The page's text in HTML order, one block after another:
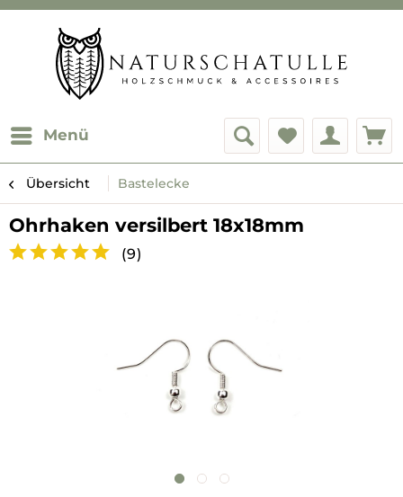
Menü
Übersicht Bastelecke
Ohrhaken versilbert 18x18mm
(9)